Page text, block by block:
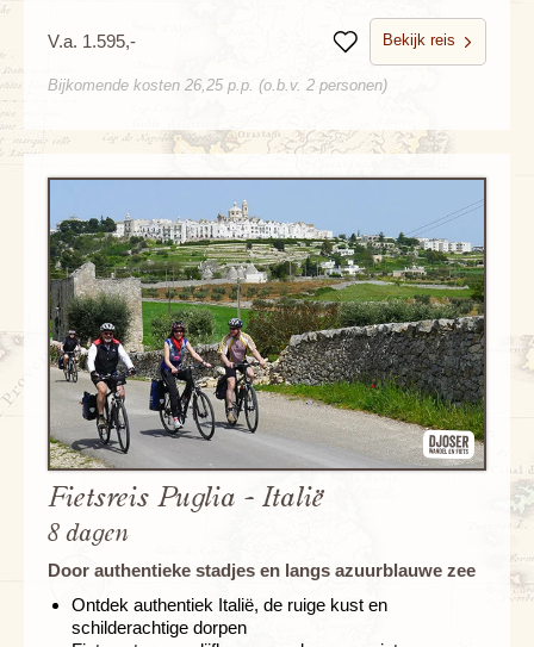
V.a. 1.595,- BewarenBekijk reis
Bijkomende kosten 26,25 p.p. (o.b.v. 2 personen)
Fietsreis Puglia - Italië
8 dagen
Door authentieke stadjes en langs azuurblauwe zee
Ontdek authentiek Italië, de ruige kust en
schilderachtige dorpen